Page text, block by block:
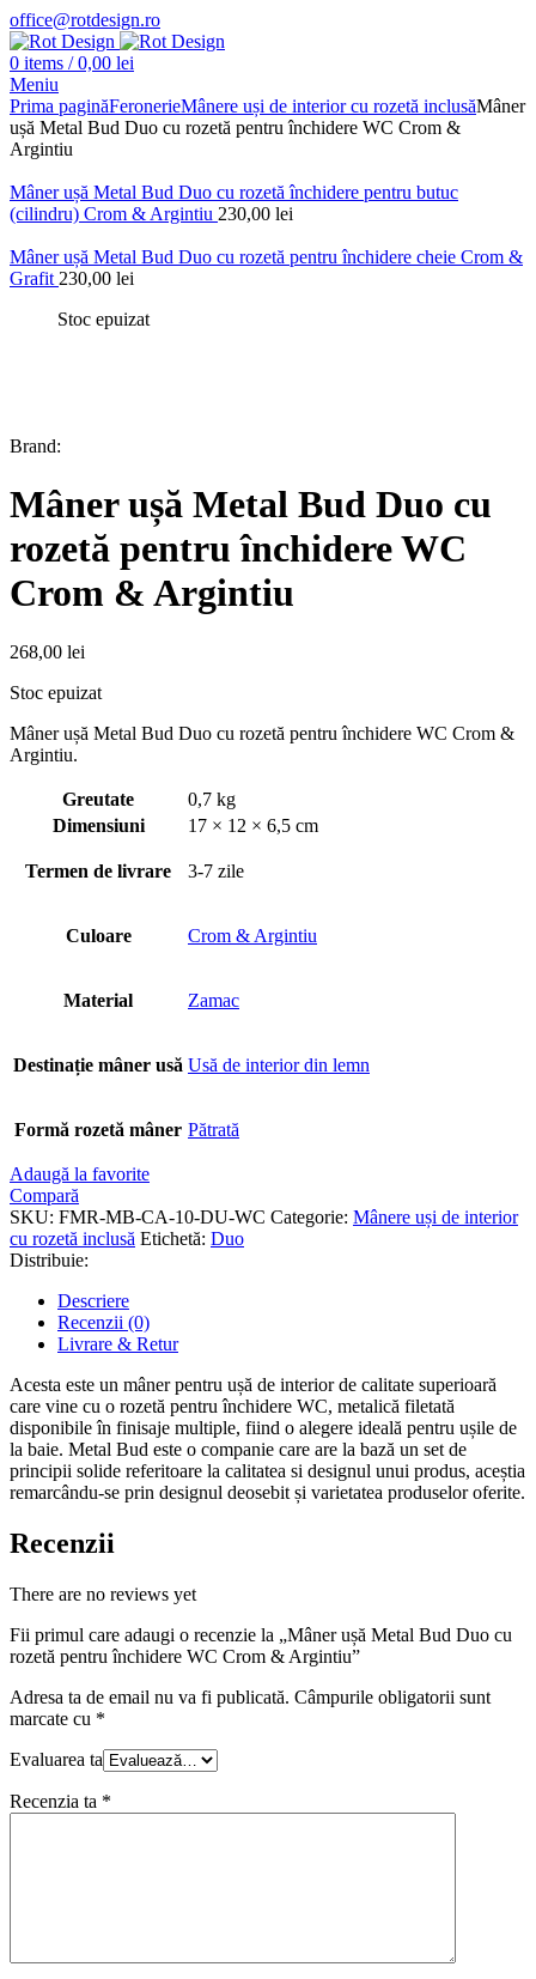
office@rotdesign.ro
0 items / 0,00 lei
Meniu
Prima paginăFeronerieMânere uși de interior cu rozetă inclusăMâner
ușă Metal Bud Duo cu rozetă pentru închidere WC Crom &
Argintiu
Mâner ușă Metal Bud Duo cu rozetă închidere pentru butuc
(cilindru) Crom & Argintiu 230,00 lei
Mâner ușă Metal Bud Duo cu rozetă pentru închidere cheie Crom &
Grafit 230,00 lei
Stoc epuizat
Brand:
Mâner ușă Metal Bud Duo cu
rozetă pentru închidere WC
Crom & Argintiu
268,00 lei
Stoc epuizat
Mâner ușă Metal Bud Duo cu rozetă pentru închidere WC Crom &
Argintiu.
Greutate
0,7 kg
Dimensiuni
17 × 12 × 6,5 cm
Termen de livrare 3-7 zile
Culoare Crom & Argintiu
Material Zamac
Destinație mâner usă Usă de interior din lemn
Formă rozetă mâner Pătrată
Adaugă la favorite
Compară
SKU: FMR-MB-CA-10-DU-WC Categorie: Mânere uși de interior
cu rozetă inclusă Etichetă: Duo
Distribuie:
Descriere
Recenzii (0)
Livrare & Retur
Acesta este un mâner pentru ușă de interior de calitate superioară
care vine cu o rozetă pentru închidere WC, metalică filetată
disponibile în finisaje multiple, fiind o alegere ideală pentru ușile de
la baie. Metal Bud este o companie care are la bază un set de
principii solide referitoare la calitatea si designul unui produs, aceștia
remarcându-se prin designul deosebit și varietatea produselor oferite.
Recenzii
There are no reviews yet
Fii primul care adaugi o recenzie la „Mâner ușă Metal Bud Duo cu
rozetă pentru închidere WC Crom & Argintiu”
Adresa ta de email nu va fi publicată. Câmpurile obligatorii sunt
marcate cu *
Evaluarea ta
Recenzia ta *